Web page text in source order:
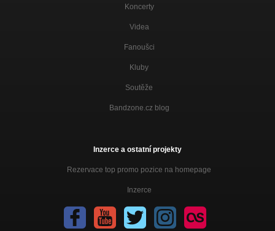
Koncerty
Videa
Fanoušci
Kluby
Soutěže
Bandzone.cz blog
Inzerce a ostatní projekty
Rezervace top promo pozice na homepage
Inzerce